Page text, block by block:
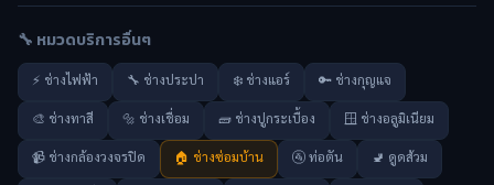
🔧 หมวดบริการอื่นๆ
⚡ ช่างไฟฟ้า 🔧 ช่างประปา ❄️ ช่างแอร์ 🔑 ช่างกุญแจ
🎨 ช่างทาสี 🔩 ช่างเชื่อม 🧱 ช่างปูกระเบื้อง 🪟 ช่างอลูมิเนียม
📹 ช่างกล้องวงจรปิด 🏠 ช่างซ่อมบ้าน 🚰 ท่อตัน 🚽 ดูดส้วม